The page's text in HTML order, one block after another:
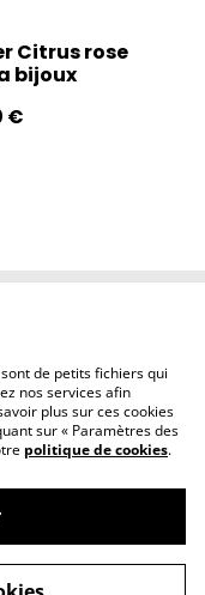
Citrus rose
bijoux
€
de
de petits fichiers qui
nos services afin
plus sur ces cookies
sur « Paramètres des
politique de cookies.